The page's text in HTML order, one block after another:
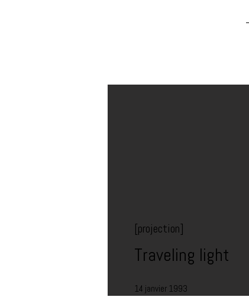
[projection]
Traveling light
14 janvier 1993